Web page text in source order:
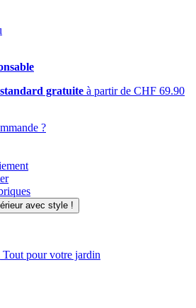
gratuite à partir de CHF 69.90
?
Tout pour votre jardin